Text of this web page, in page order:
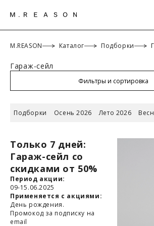
M.REASON Каталог Подборки
Гараж-сейл
Фильтры и сортировка
Подборки Осень 2026 Лето 2026
Только 7 дней:
Гараж-сейл со
скидками от 50%
Период акции:
09-15.06.2025
Применяется с акциями:
День рождения.
Промокод за подписку на
email